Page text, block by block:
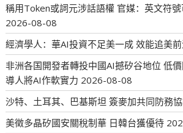
稱用Token或詞元涉話語權 官媒：英文符
2026-08-08
經濟學人：華AI投資不足美一成 效能追美
非洲各国開發者轉投中國AI撼矽谷地位 低
導人將AI作軟實力 2026-08-08
沙特、土耳其、巴基斯坦 簽麥加共同防務
美徵多晶矽國安關稅制華 日韓台獲優待